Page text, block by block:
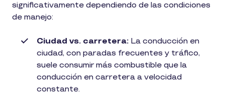
significativamente dependiendo de las condiciones
de manejo:
Ciudad vs. carretera: La conducción en
ciudad, con paradas frecuentes y tráfico,
suele consumir más combustible que la
conducción en carretera a velocidad
constante.